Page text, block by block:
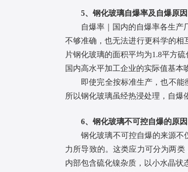
5、钢化玻璃自爆率及自爆原因
自爆率｜国内的自爆率各生产厂
不够准确，也无法进行更科学的相
片钢化玻璃的面积平均为1.8平方
国内高水平加工企业的实际值基本
即使完全按标准生产，也不能彻
所以钢化玻璃虽经热浸处理，自爆
6、钢化玻璃不可控自爆的原因
钢化玻璃不可控自爆的来源不仅
力所导致的。这类应力可分为两
内部包含硫化镍杂质，以小水晶状